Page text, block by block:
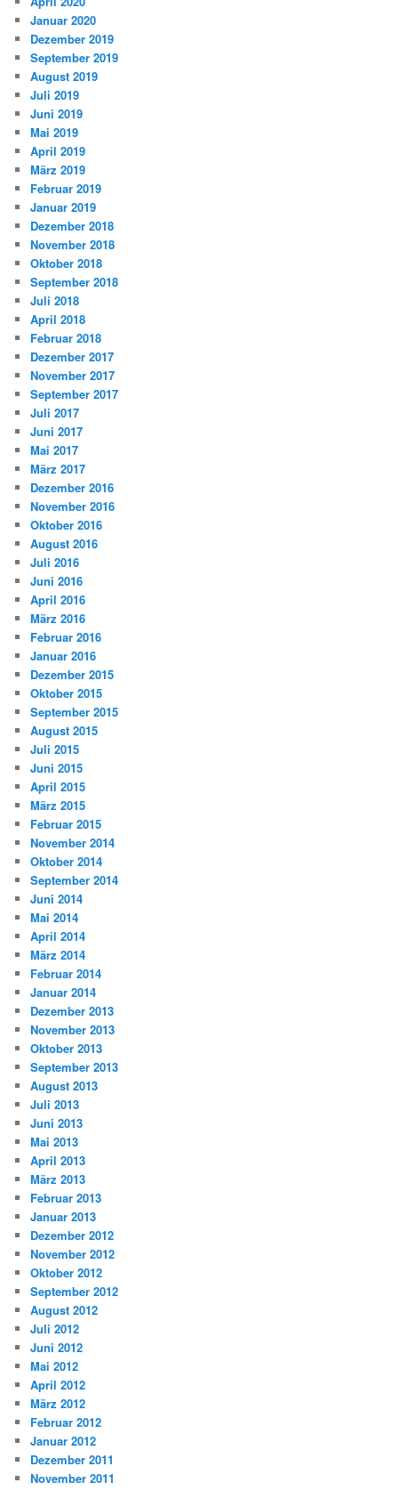
Januar 2020
Dezember 2019
September 2019
August 2019
Juli 2019
Juni 2019
Mai 2019
April 2019
März 2019
Februar 2019
Januar 2019
Dezember 2018
November 2018
Oktober 2018
September 2018
Juli 2018
April 2018
Februar 2018
Dezember 2017
November 2017
September 2017
Juli 2017
Juni 2017
Mai 2017
März 2017
Dezember 2016
November 2016
Oktober 2016
August 2016
Juli 2016
Juni 2016
April 2016
März 2016
Februar 2016
Januar 2016
Dezember 2015
Oktober 2015
September 2015
August 2015
Juli 2015
Juni 2015
April 2015
März 2015
Februar 2015
November 2014
Oktober 2014
September 2014
Juni 2014
Mai 2014
April 2014
März 2014
Februar 2014
Januar 2014
Dezember 2013
November 2013
Oktober 2013
September 2013
August 2013
Juli 2013
Juni 2013
Mai 2013
April 2013
März 2013
Februar 2013
Januar 2013
Dezember 2012
November 2012
Oktober 2012
September 2012
August 2012
Juli 2012
Juni 2012
Mai 2012
April 2012
März 2012
Februar 2012
Januar 2012
Dezember 2011
November 2011